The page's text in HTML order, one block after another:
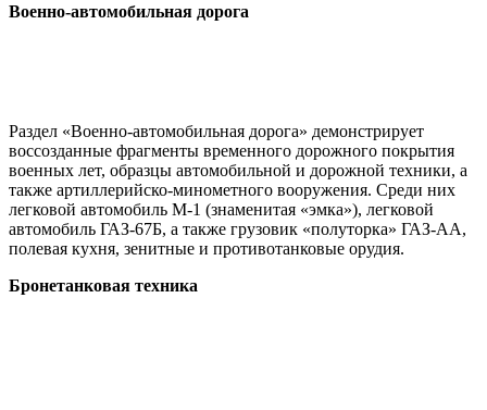
Военно-автомобильная дорога
Раздел «Военно-автомобильная дорога» демонстрирует
воссозданные фрагменты временного дорожного покрытия
военных лет, образцы автомобильной и дорожной техники, а
также артиллерийско-минометного вооружения. Среди них
легковой автомобиль М-1 (знаменитая «эмка»), легковой
автомобиль ГАЗ-67Б, а также грузовик «полуторка» ГАЗ-АА,
полевая кухня, зенитные и противотанковые орудия.
Бронетанковая техника